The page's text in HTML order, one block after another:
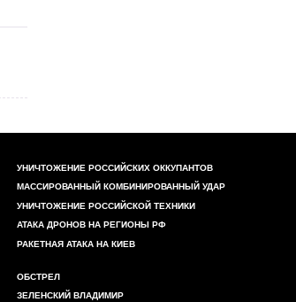
УНИЧТОЖЕНИЕ РОССИЙСКИХ ОККУПАНТОВ
МАССИРОВАННЫЙ КОМБИНИРОВАННЫЙ УДАР
УНИЧТОЖЕНИЕ РОССИЙСКОЙ ТЕХНИКИ
АТАКА ДРОНОВ НА РЕГИОНЫ РФ
РАКЕТНАЯ АТАКА НА КИЕВ
ОБСТРЕЛ
ЗЕЛЕНСКИЙ ВЛАДИМИР